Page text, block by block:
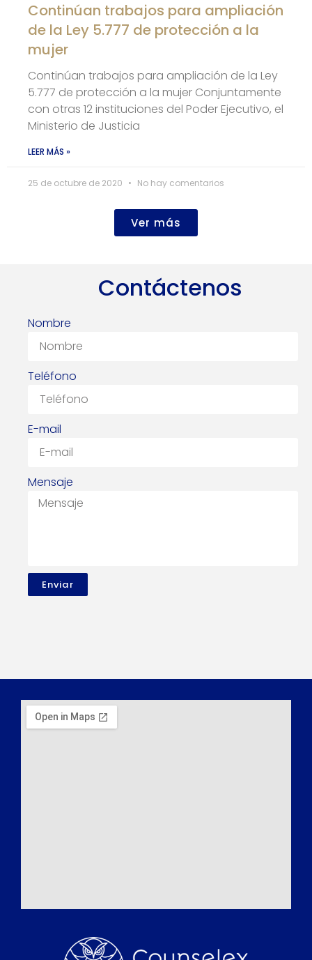
Continúan trabajos para ampliación
de la Ley 5.777 de protección a la
mujer
Continúan trabajos para ampliación de la Ley
5.777 de protección a la mujer Conjuntamente
con otras 12 instituciones del Poder Ejecutivo, el
Ministerio de Justicia
LEER MÁS »
25 de octubre de 2020 No hay comentarios
Ver más
Contáctenos
Nombre
Teléfono
E-mail
Mensaje
Enviar